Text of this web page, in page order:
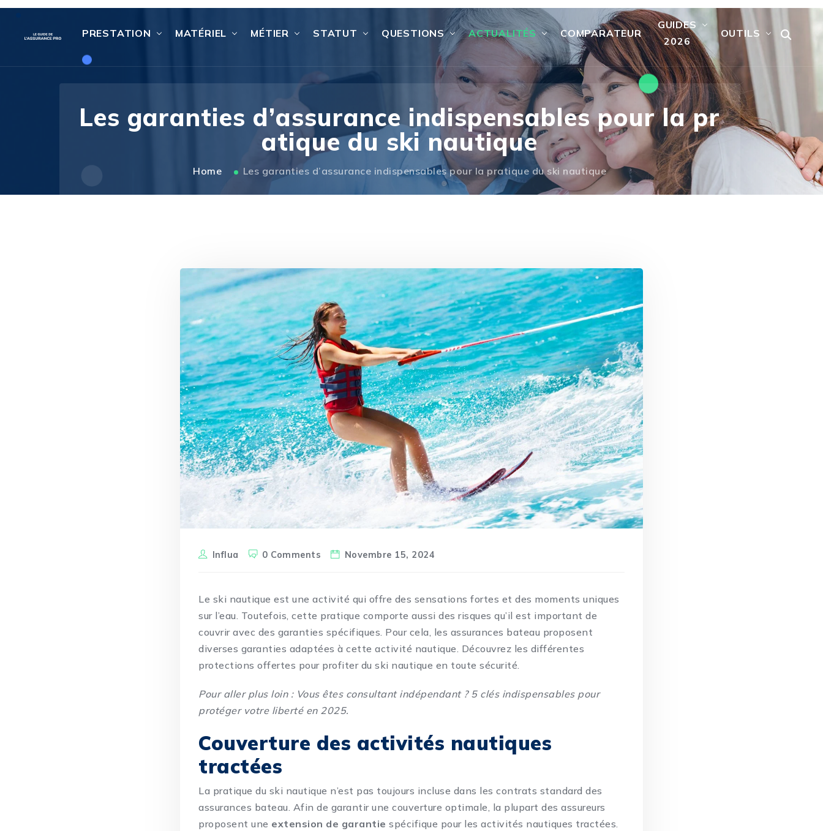
PRESTATION MATÉRIEL MÉTIER STATUT QUESTIONS ACTUALITÉS COMPARATEUR
GUIDES
2026
OUTILS
Les garanties d’assurance indispensables pour la pr
atique du ski nautique
Home Les garanties d’assurance indispensables pour la pratique du ski nautique
Influa 0 Comments Novembre 15, 2024
Le ski nautique est une activité qui offre des sensations fortes et des moments uniques
sur l’eau. Toutefois, cette pratique comporte aussi des risques qu’il est important de
couvrir avec des garanties spécifiques. Pour cela, les assurances bateau proposent
diverses garanties adaptées à cette activité nautique. Découvrez les différentes
protections offertes pour profiter du ski nautique en toute sécurité.
Pour aller plus loin : Vous êtes consultant indépendant ? 5 clés indispensables pour
protéger votre liberté en 2025.
Couverture des activités nautiques
tractées
La pratique du ski nautique n’est pas toujours incluse dans les contrats standard des
assurances bateau. Afin de garantir une couverture optimale, la plupart des assureurs
proposent une extension de garantie spécifique pour les activités nautiques tractées.